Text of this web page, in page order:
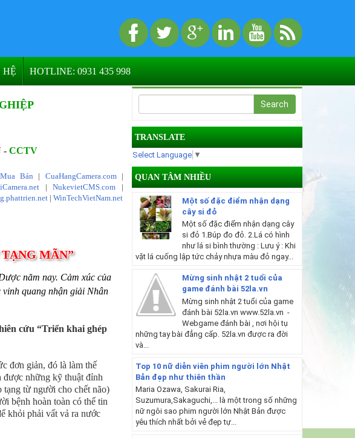
HỆ HOTLINE: 0931 435 998
- CCTV
Bán | CuaHangCamera.com|
|NukevietCMS.com |
|WinTechVietNam.net
MÃN”
năm nay. Cảm xúc của
quang nhận giải Nhân
cứu “Triển khai ghép
đơn giản, đó là làm thế
được những kỹ thuật đỉnh
từ người cho chết não)
bệnh hoàn toàn có thể tin
khỏi phải vất vả ra nước
TRANSLATE
Select Language ▼
QUAN TÂM NHIỀU
Một số đặc điểm nhận dạng
cây si đỏ
Một số đặc điểm nhận dạng cây
si đỏ 1.Búp đo đỏ. 2.Lá có hình
như lá si bình thường : Lưu ý : Khi
vặt lá cuống lập tức chảy nhựa màu đỏ ngay...
Mừng sinh nhật 2 tuổi của
game đánh bài 52la.vn
Mừng sinh nhật 2 tuổi của game
đánh bài 52la.vn www.52la.vn -
Webgame đánh bài , nơi hội tụ
những tay bài đẳng cấp. 52la.vn được ra đời
và...
Top 10 nữ diễn viên phim người lớn Nhật
Bản đẹp như thiên thần
Maria Ozawa, Sakurai Ria,
Suzumura,Sakaguchi,... là một trong số những
nữ ngôi sao phim người lớn Nhật Bản được
yêu thích nhất bởi vẻ đẹp tự...